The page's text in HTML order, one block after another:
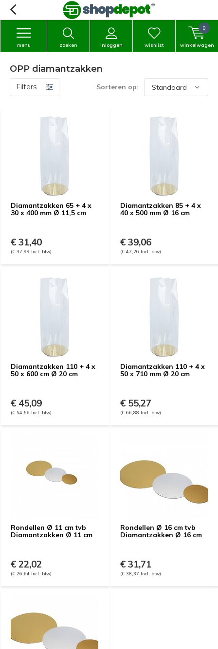
zoeken inloggen
menu wishlist winkelwagen
0
OPP diamantzakken
Filters Sorteren op:
Diamantzakken 65 + 4 x
30 x 400 mm Ø 11,5 cm
€ 31,40
(€ 37,99 Incl. btw)
Diamantzakken 85 + 4 x
40 x 500 mm Ø 16 cm
€ 39,06
(€ 47,26 Incl. btw)
Diamantzakken 110 + 4 x
50 x 600 cm Ø 20 cm
€ 45,09
(€ 54,56 Incl. btw)
Diamantzakken 110 + 4 x
50 x 710 mm Ø 20 cm
€ 55,27
(€ 66,88 Incl. btw)
Rondellen Ø 11 cm tvb
Diamantzakken Ø 11 cm
€ 22,02
(€ 26,64 Incl. btw)
Rondellen Ø 16 cm tvb
Diamantzakken Ø 16 cm
€ 31,71
(€ 38,37 Incl. btw)